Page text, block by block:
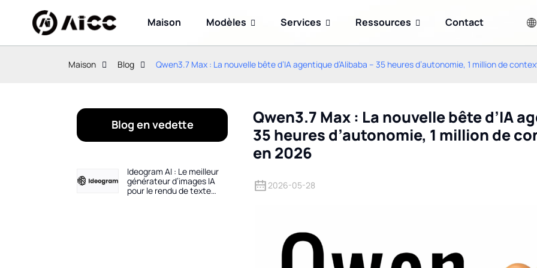
Maison Modèles Services Ressources Contact
Maison Blog Qwen3.7 Max : La nouvelle bête d’IA agentique d’Alibaba – 35 heures d’autonomie, 1 million de
Blog en vedette
Ideogram AI : Le meilleur
générateur d’images IA
pour le rendu de texte
Fonctionnalités,
performances, prix et
Qwen3.7 Max : La nouvelle bête d’IA
35 heures d’autonomie, 1 million de
en 2026
2026-05-28